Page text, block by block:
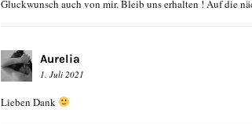
Gluckwunsch auch von mir. Bleib uns erhalten ! Auf die
Aurelia
1. Juli 2021
Lieben Dank